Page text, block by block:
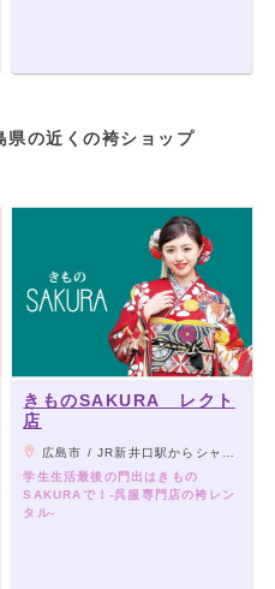
県の近くの袴ショップ
きものSAKURA レクト
店
広島市 / JR新井口駅からシャトルバスで5分
学生生活最後の門出はきもの
SAKURAで！-呉服専門店の袴レン
タル-